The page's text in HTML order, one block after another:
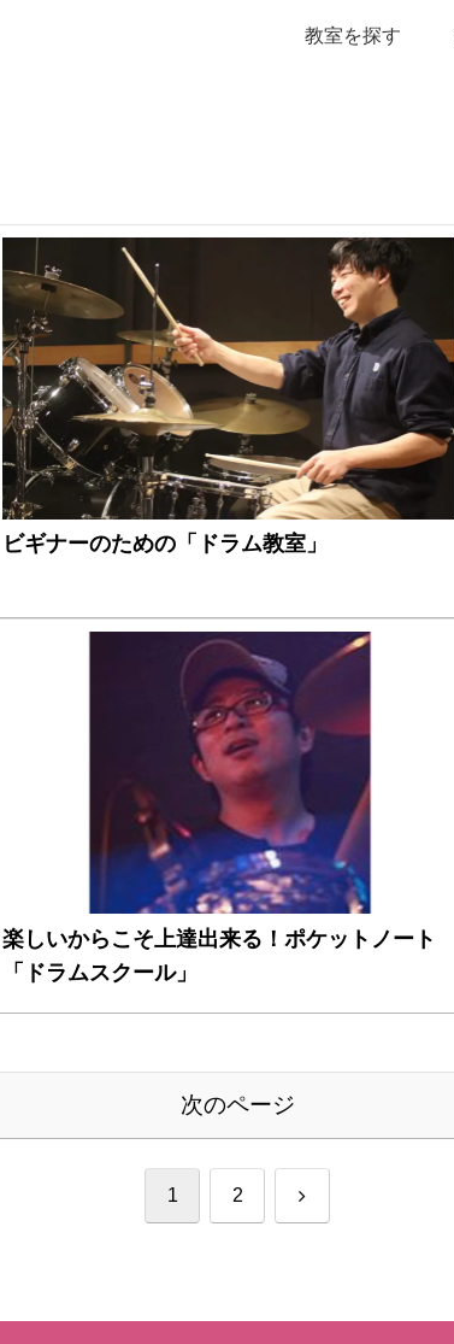
教室を探す
ビギナーのための「ドラム教室」
楽しいからこそ上達出来る！ポケットノート
「ドラムスクール」
次のページ
1 2 次